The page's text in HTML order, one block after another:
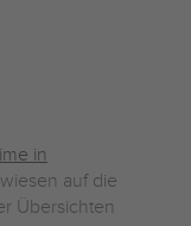
in
auf die
Übersichten